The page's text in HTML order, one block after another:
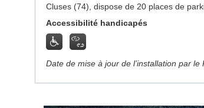
Cluses (74), dispose de 20 places de
Accessibilité handicapés
Date de mise à jour de l’installation par le